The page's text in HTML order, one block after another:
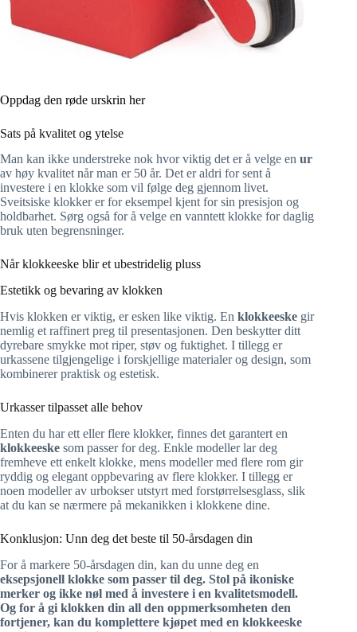
Oppdag den røde urskrin her
Sats på kvalitet og ytelse
Man kan ikke understreke nok hvor viktig det er å velge en ur
av høy kvalitet når man er 50 år. Det er aldri for sent å
investere i en klokke som vil følge deg gjennom livet.
Sveitsiske klokker er for eksempel kjent for sin presisjon og
holdbarhet. Sørg også for å velge en vanntett klokke for daglig
bruk uten begrensninger.
Når klokkeeske blir et ubestridelig pluss
Estetikk og bevaring av klokken
Hvis klokken er viktig, er esken like viktig. En klokkeeske gir
nemlig et raffinert preg til presentasjonen. Den beskytter ditt
dyrebare smykke mot riper, støv og fuktighet. I tillegg er
urkassene tilgjengelige i forskjellige materialer og design, som
kombinerer praktisk og estetisk.
Urkasser tilpasset alle behov
Enten du har ett eller flere klokker, finnes det garantert en
klokkeeske som passer for deg. Enkle modeller lar deg
fremheve ett enkelt klokke, mens modeller med flere rom gir
ryddig og elegant oppbevaring av flere klokker. I tillegg er
noen modeller av urbokser utstyrt med forstørrelsesglass, slik
at du kan se nærmere på mekanikken i klokkene dine.
Konklusjon: Unn deg det beste til 50-årsdagen din
For å markere 50-årsdagen din, kan du unne deg en
eksepsjonell klokke som passer til deg. Stol på ikoniske
merker og ikke nøl med å investere i en kvalitetsmodell.
Og for å gi klokken din all den oppmerksomheten den
fortjener, kan du komplettere kjøpet med en klokkeeske